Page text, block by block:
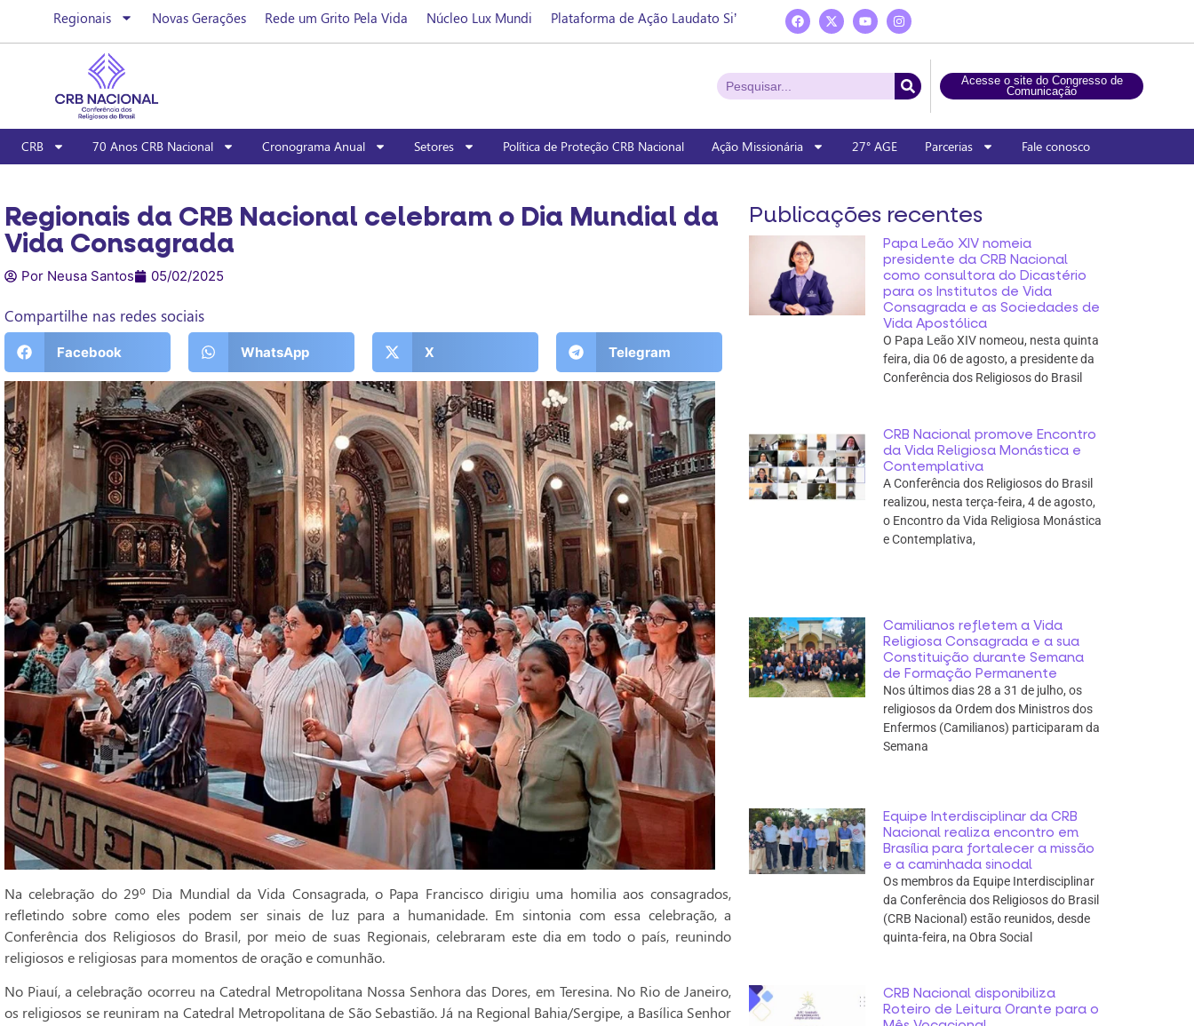
Regionais Novas Gerações Rede um Grito Pela Vida Núcleo Lux Mundi Plataforma de Ação Laudato Si’
Acesse o site do Congresso de
Comunicação
CRB 70 Anos CRB Nacional Cronograma Anual Setores Política de Proteção CRB Nacional Ação Missionária 27° AGE Parcerias Fale conosco
Regionais da CRB Nacional celebram o Dia Mundial da
Vida Consagrada
Por Neusa Santos 05/02/2025
Compartilhe nas redes sociais
Facebook WhatsApp X Telegram
Na celebração do 29º Dia Mundial da Vida Consagrada, o Papa Francisco dirigiu uma homilia aos consagrados,
refletindo sobre como eles podem ser sinais de luz para a humanidade. Em sintonia com essa celebração, a
Conferência dos Religiosos do Brasil, por meio de suas Regionais, celebraram este dia em todo o país, reunindo
religiosos e religiosas para momentos de oração e comunhão.
No Piauí, a celebração ocorreu na Catedral Metropolitana Nossa Senhora das Dores, em Teresina. No Rio de Janeiro,
os religiosos se reuniram na Catedral Metropolitana de São Sebastião. Já na Regional Bahia/Sergipe, a Basílica Senhor
Publicações recentes
Papa Leão XIV nomeia
presidente da CRB Nacional
como consultora do Dicastério
para os Institutos de Vida
Consagrada e as Sociedades de
Vida Apostólica
O Papa Leão XIV nomeou, nesta quinta
feira, dia 06 de agosto, a presidente da
Conferência dos Religiosos do Brasil
CRB Nacional promove Encontro
da Vida Religiosa Monástica e
Contemplativa
A Conferência dos Religiosos do Brasil
realizou, nesta terça-feira, 4 de agosto,
o Encontro da Vida Religiosa Monástica
e Contemplativa,
Camilianos refletem a Vida
Religiosa Consagrada e a sua
Constituição durante Semana
de Formação Permanente
Nos últimos dias 28 a 31 de julho, os
religiosos da Ordem dos Ministros dos
Enfermos (Camilianos) participaram da
Semana
Equipe Interdisciplinar da CRB
Nacional realiza encontro em
Brasília para fortalecer a missão
e a caminhada sinodal
Os membros da Equipe Interdisciplinar
da Conferência dos Religiosos do Brasil
(CRB Nacional) estão reunidos, desde
quinta-feira, na Obra Social
CRB Nacional disponibiliza
Roteiro de Leitura Orante para o